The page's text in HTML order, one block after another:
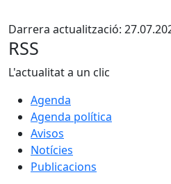
Darrera actualització:
RSS
L'actualitat a un clic
Agenda
Agenda política
Avisos
Notícies
Publicacions